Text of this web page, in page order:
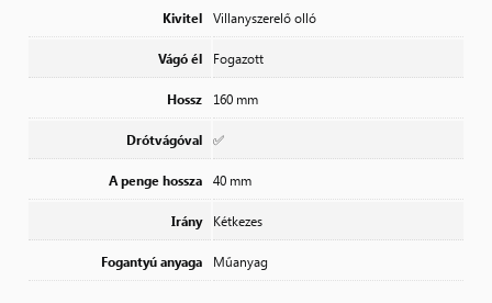
Kivitel Villanyszerelő olló
Vágó él Fogazott
Hossz 160 mm
Drótvágóval ✅
A penge hossza 40 mm
Irány Kétkezes
Fogantyú anyaga Műanyag